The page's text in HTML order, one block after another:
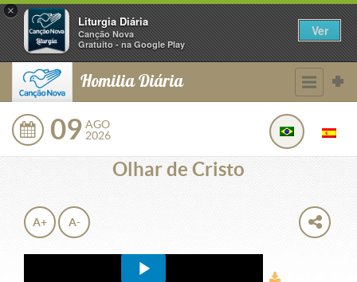
×
Liturgia Diária
Canção Nova
Gratuito - na Google Play
Ver
Homilia Diária
09 AGO
2026
Olhar de Cristo
A+ A-